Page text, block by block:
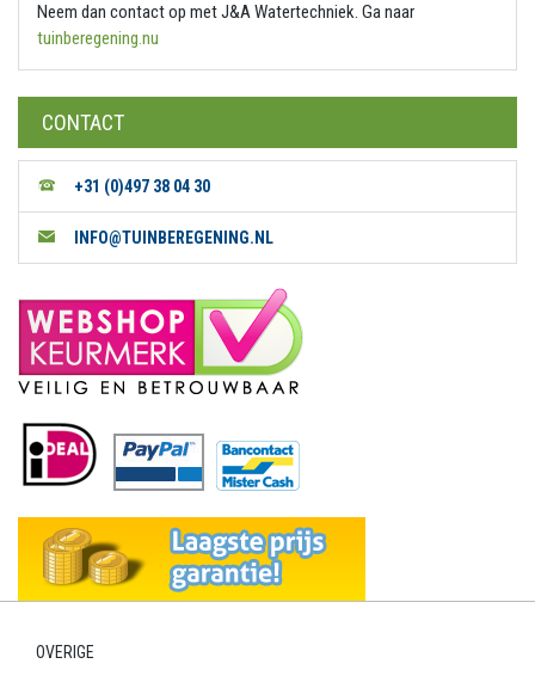
Neem dan contact op met J&A Watertechniek. Ga naar
tuinberegening.nu
CONTACT
+31 (0)497 38 04 30
INFO@TUINBEREGENING.NL
OVERIGE